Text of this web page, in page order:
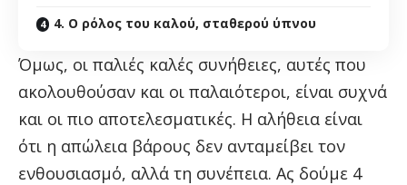
4. Ο ρόλος του καλού, σταθερού ύπνου
Όμως, οι παλιές καλές συνήθειες, αυτές που
ακολουθούσαν και οι παλαιότεροι, είναι συχνά
και οι πιο αποτελεσματικές. Η αλήθεια είναι
ότι η απώλεια βάρους δεν ανταμείβει τον
ενθουσιασμό, αλλά τη συνέπεια. Ας δούμε 4